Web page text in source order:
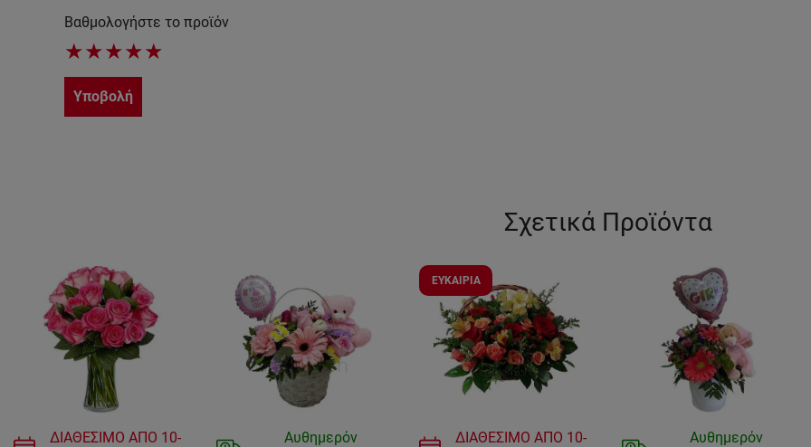
Βαθμολογήστε το προϊόν
★★★★★
Υποβολή
Σχετικά Προϊόντα
ΔΙΑΘΕΣΙΜΟ ΑΠΟ 10-
Αυθημερόν
ΕΥΚΑΙΡΙΑ
ΔΙΑΘΕΣΙΜΟ ΑΠΟ 10-
Αυθημερόν